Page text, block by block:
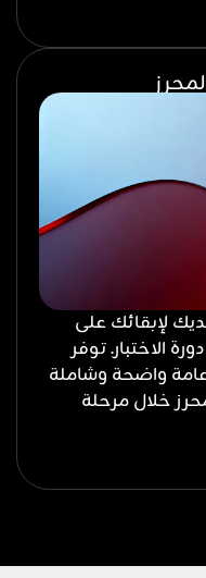
لإبقائك على
الاختبار. توفر
عامة واضحة وشاملة
خلال مرحلة